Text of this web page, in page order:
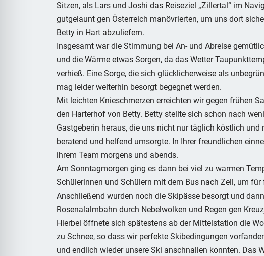
Sitzen, als Lars und Joshi das Reiseziel „Zillertal“ im
gutgelaunt gen Österreich manövrierten, um uns dort
Betty in Hart abzuliefern.
Insgesamt war die Stimmung bei An- und Abreise
und die Wärme etwas Sorgen, da das Wetter
verhieß. Eine Sorge, die sich glücklicherweise als
mag leider weiterhin besorgt begegnet werden.
Mit leichten Knieschmerzen erreichten wir gegen frühen
den Harterhof von Betty. Betty stellte sich schon nach
Gastgeberin heraus, die uns nicht nur täglich köstlich und
beratend und helfend umsorgte. In Ihrer freundlichen
ihrem Team morgens und abends.
Am Sonntagmorgen ging es dann bei viel zu warmen
Schülerinnen und Schülern mit dem Bus nach Zell, um
Anschließend wurden noch die Skipässe besorgt und
Rosenalalmbahn durch Nebelwolken und Regen gen
Hierbei öffnete sich spätestens ab der Mittelstation die
zu Schnee, so dass wir perfekte Skibedingungen
und endlich wieder unsere Ski anschnallen konnten. Das